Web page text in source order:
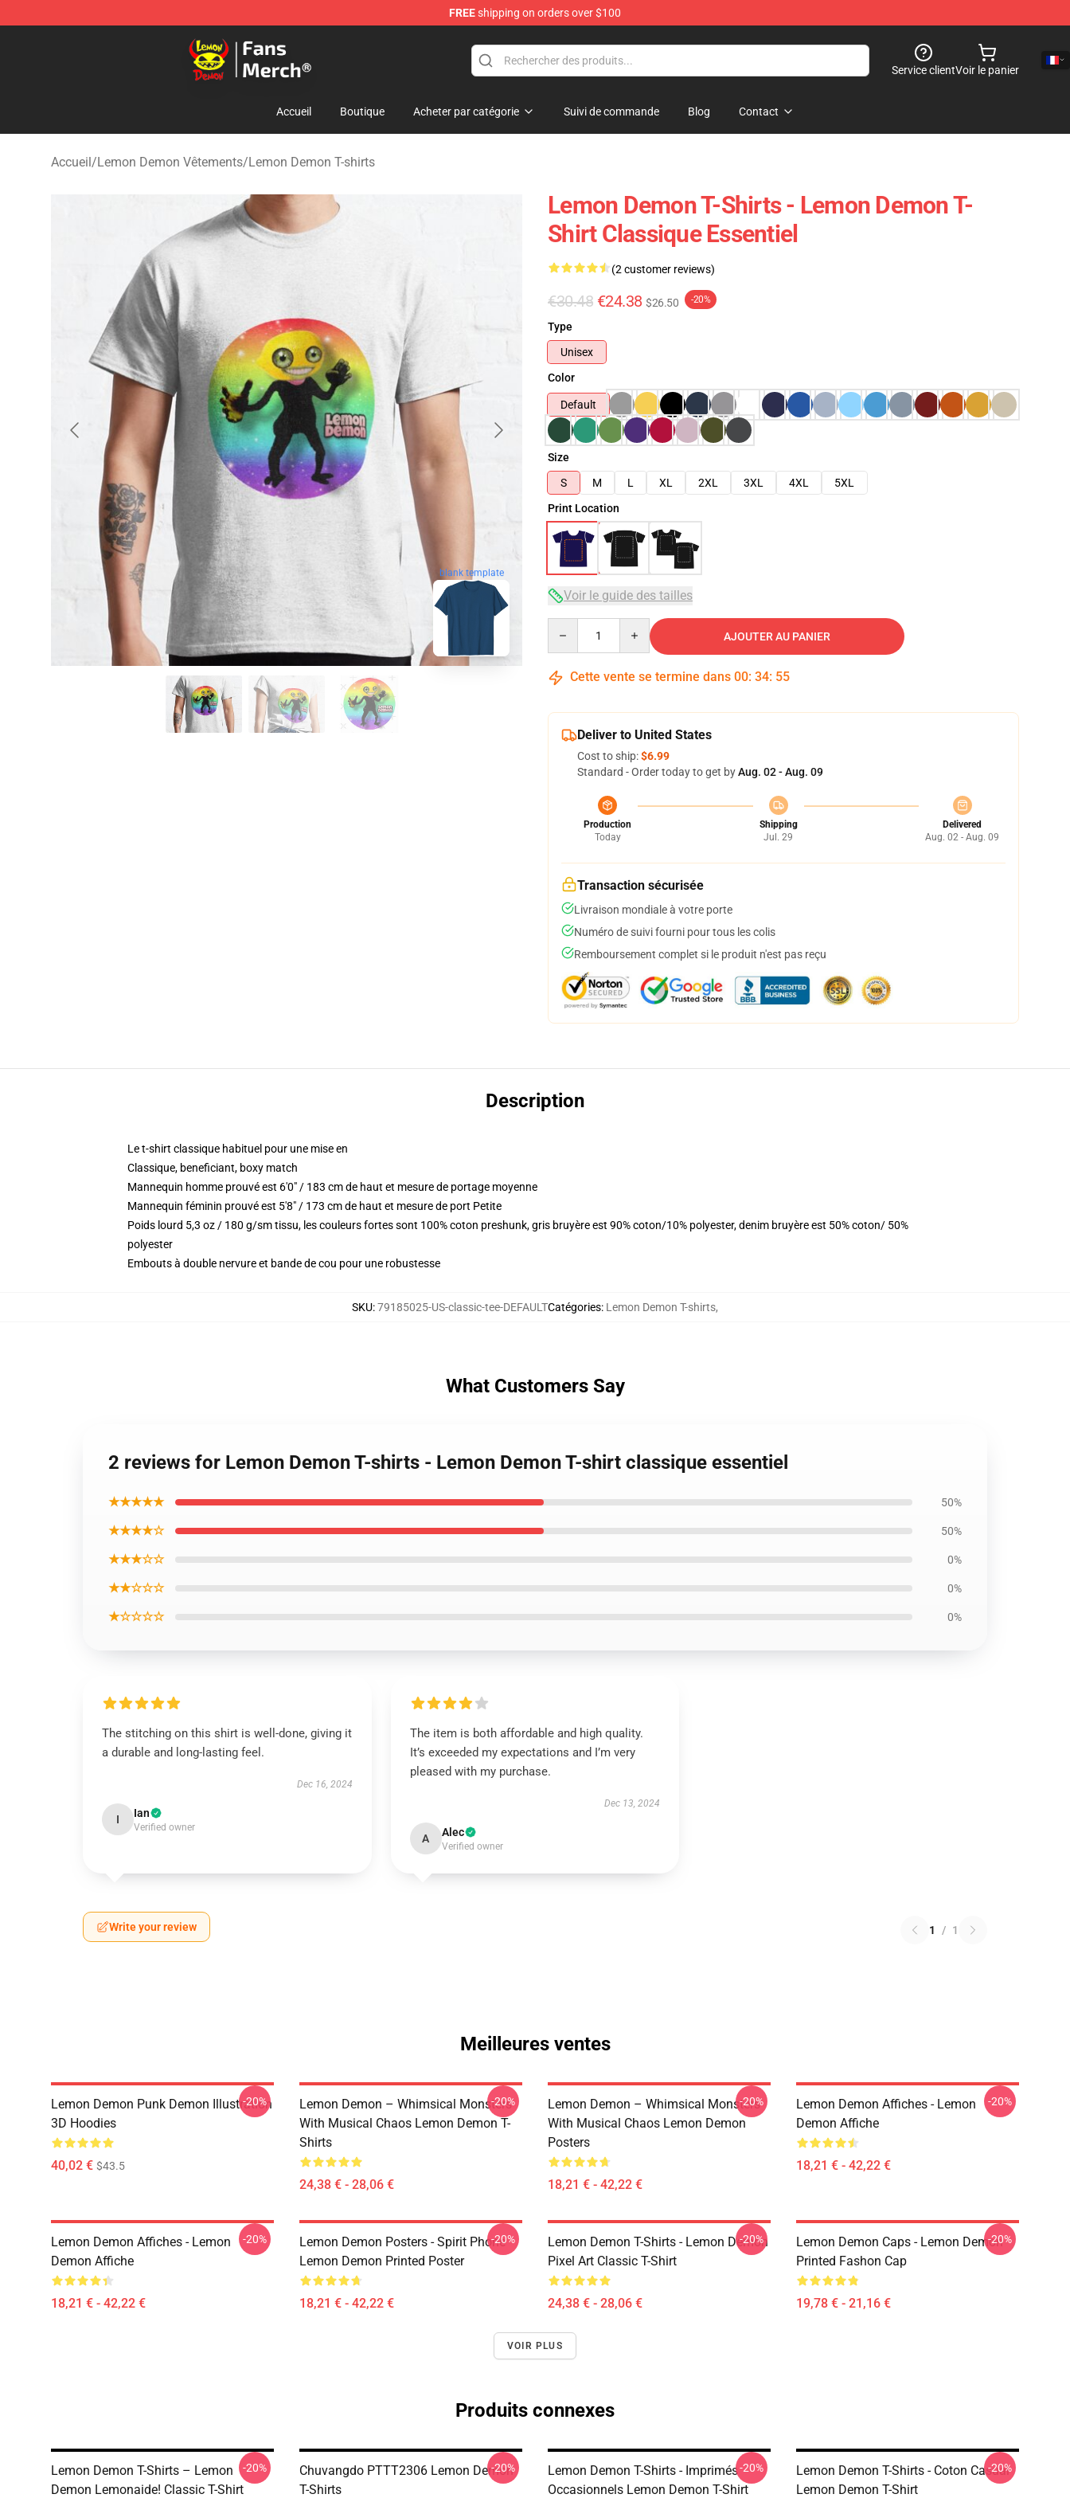
FREEshipping on orders over $100
Lemon Demon Store - Official Lemon Demon Merchandise Shop
Service clientVoir le panier
Accueil Boutique Acheter par catégorie Suivi de commande Blog Contact
Accueil/Lemon Demon Vêtements/Lemon Demon T-shirts
blank template
Lemon Demon T-Shirts - Lemon Demon T-
Shirt Classique Essentiel
(2 customer reviews)
€30.48 €24.38 $26.50 -20%
Type
Unisex
Color
Default
Size
S
M L XL 2XL 3XL 4XL
5XL
Print Location
Voir le guide des tailles
AJOUTER AU PANIER
Cette vente se termine dans 00: 34: 53
Deliver to United States
Cost to ship:$6.99
Standard - Order today to get byAug. 02 - Aug. 09
Production
Today
Shipping
Jul. 29
Delivered
Aug. 02 - Aug. 09
Transaction sécurisée
Livraison mondiale à votre porte
Numéro de suivi fourni pour tous les colis
Remboursement complet si le produit n'est pas reçu
Description
Le t-shirt classique habituel pour une mise en
Classique, beneficiant, boxy match
Mannequin homme prouvé est 6'0" / 183 cm de haut et mesure de portage moyenne
Mannequin féminin prouvé est 5'8" / 173 cm de haut et mesure de port Petite
Poids lourd 5,3 oz / 180 g/sm tissu, les couleurs fortes sont 100% coton preshunk, gris bruyère est 90% coton/10% polyester, denim bruyère est 50% coton/ 50%
polyester
Embouts à double nervure et bande de cou pour une robustesse
SKU:79185025-US-classic-tee-DEFAULTCatégories: Lemon Demon T-shirts,
What Customers Say
2 reviews for Lemon Demon T-shirts - Lemon Demon T-shirt classique essentiel
★★★★★ 50%
★★★★☆ 50%
★★★☆☆ 0%
★★☆☆☆ 0%
★☆☆☆☆ 0%
The stitching on this shirt is well-done, giving it
a durable and long-lasting feel.
Dec 16, 2024
I Ian
Verified owner
The item is both affordable and high quality.
It’s exceeded my expectations and I’m very
pleased with my purchase.
Dec 13, 2024
A Alec
Verified owner
Write your review 1 / 1
Meilleures ventes
Lemon Demon Punk Demon Illustration
3D Hoodies
40,02 € $43.5
-20%
Lemon Demon – Whimsical Monsters
With Musical Chaos Lemon Demon T-
Shirts
24,38 € - 28,06 €
-20%
Lemon Demon – Whimsical Monsters
With Musical Chaos Lemon Demon
Posters
18,21 € - 42,22 €
-20%
Lemon Demon Affiches - Lemon
Demon Affiche
18,21 € - 42,22 €
-20%
Lemon Demon Affiches - Lemon
Demon Affiche
18,21 € - 42,22 €
-20%
Lemon Demon Posters - Spirit Phone
Lemon Demon Printed Poster
18,21 € - 42,22 €
-20%
Lemon Demon T-Shirts - Lemon Demon
Pixel Art Classic T-Shirt
24,38 € - 28,06 €
-20%
Lemon Demon Caps - Lemon Demon
Printed Fashon Cap
19,78 € - 21,16 €
-20%
VOIR PLUS
Produits connexes
Lemon Demon T-Shirts – Lemon
Demon Lemonaide! Classic T-Shirt
-20%
Chuvangdo PTTT2306 Lemon Demon
T-Shirts
-20%
Lemon Demon T-Shirts - Imprimés
Occasionnels Lemon Demon T-Shirt
-20%
Lemon Demon T-Shirts - Coton Casual
Lemon Demon T-Shirt
-20%